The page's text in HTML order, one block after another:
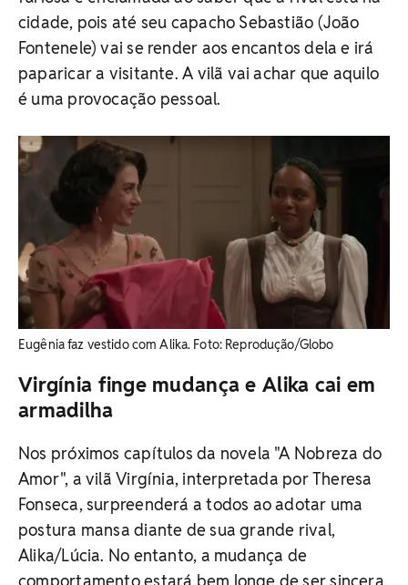
cidade, pois até seu capacho Sebastião (João
Fontenele) vai se render aos encantos dela e irá
paparicar a visitante. A vilã vai achar que aquilo
é uma provocação pessoal.
Eugênia faz vestido com Alika. ​Foto: Reprodução/Globo
Virgínia finge mudança e Alika cai em
armadilha
Nos próximos capítulos da novela "A Nobreza do
Amor", a vilã Virgínia, interpretada por Theresa
Fonseca, surpreenderá a todos ao adotar uma
postura mansa diante de sua grande rival,
Alika/Lúcia. No entanto, a mudança de
comportamento estará bem longe de ser sincera.